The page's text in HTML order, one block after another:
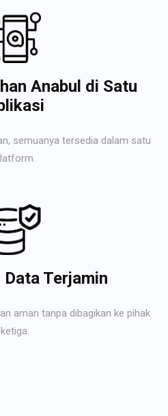
Anabul di Satu
semuanya tersedia dalam satu
Data Terjamin
aman tanpa dibagikan ke pihak
ketiga.